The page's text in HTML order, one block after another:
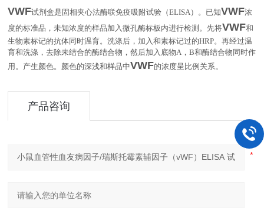
VWF试剂盒是固相夹心法酶联免疫吸附试验（ELISA）。已知VWF浓
度的标准品，未知浓度的样品加入微孔酶标板内进行检测。先将VWF和
生物素标记的抗体同时温育。洗涤后，加入和素标记过的HRP。再经过温
育和洗涤，去除未结合的酶结合物，然后加入底物A ，B和酶结合物同时作
用。产生颜色。颜色的深浅和样品中VWF的浓度呈比例关系。
产品咨询